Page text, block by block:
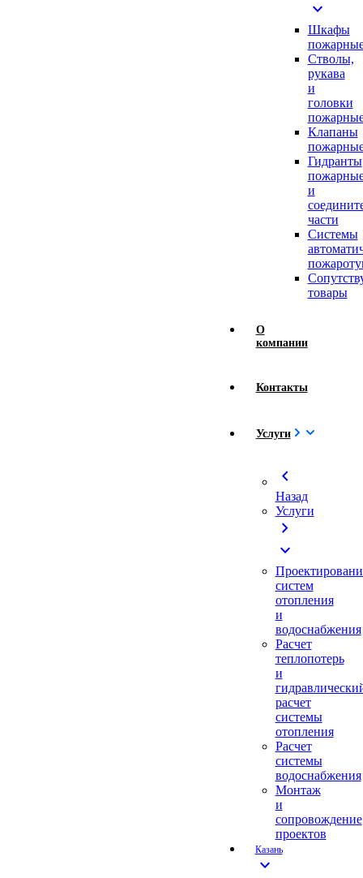
expand_more
Шкафы
Стволы,
рукава
и
головки
Клапаны
Гидранты
и
части
Системы
товары
О
компании
Контакты
Услуги
chevron_left
Назад
Услуги
chevron_right
expand_more
систем
отопления
и
водоснабжения
Расчет
теплопотерь
и
расчет
системы
отопления
Расчет
системы
водоснабжения
Монтаж
и
сопровождение
проектов
Казань
expand_more